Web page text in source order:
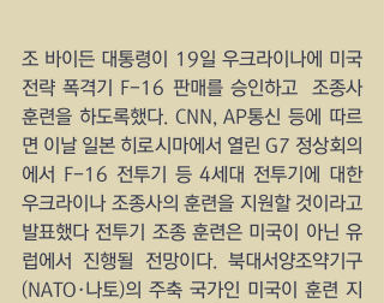
조 바이든 대통령이 19일 우크라이나에 미국
전략 폭격기 F-16 판매를 승인하고  조종사
훈련을 하도록했다. CNN, AP통신 등에 따르
면 이날 일본 히로시마에서 열린 G7 정상회의
에서 F-16 전투기 등 4세대 전투기에 대한
우크라이나 조종사의 훈련을 지원할 것이라고
발표했다 전투기 조종 훈련은 미국이 아닌 유
럽에서 진행될 전망이다. 북대서양조약기구
(NATO·나토)의 주축 국가인 미국이 훈련 지